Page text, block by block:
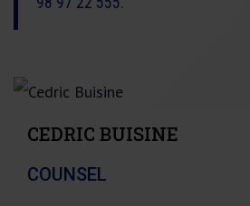
CEDRIC BUISINE
COUNSEL